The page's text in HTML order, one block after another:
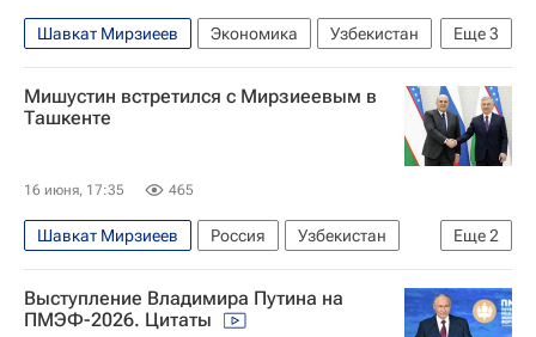
Еще3
Шавкат Мирзиеев Экономика
Узбекистан
Россия
Михаил Мишустин
Абдулла Арипов
Мишустин встретился с Мирзиеевым в
Ташкенте
16 июня, 17:35 465
Еще2
Шавкат Мирзиеев Россия
Узбекистан
Ташкент
Михаил Мишустин
Выступление Владимира Путина на
ПМЭФ-2026. Цитаты